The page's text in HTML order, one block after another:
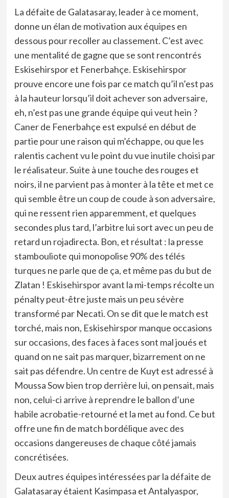
La défaite de Galatasaray, leader à ce moment,
donne un élan de motivation aux équipes en
dessous pour recoller au classement. C’est avec
une mentalité de gagne que se sont rencontrés
Eskisehirspor et Fenerbahçe. Eskisehirspor
prouve encore une fois par ce match qu’il n’est pas
à la hauteur lorsqu’il doit achever son adversaire,
eh, n’est pas une grande équipe qui veut hein ?
Caner de Fenerbahçe est expulsé en début de
partie pour une raison qui m’échappe, ou que les
ralentis cachent vu le point du vue inutile choisi par
le réalisateur. Suite à une touche des rouges et
noirs, il ne parvient pas à monter à la tête et met ce
qui semble être un coup de coude à son adversaire,
qui ne ressent rien apparemment, et quelques
secondes plus tard, l’arbitre lui sort avec un peu de
retard un rojadirecta. Bon, et résultat : la presse
stambouliote qui monopolise 90% des télés
turques ne parle que de ça, et même pas du but de
Zlatan ! Eskisehirspor avant la mi-temps récolte un
pénalty peut-être juste mais un peu sévère
transformé par Necati. On se dit que le match est
torché, mais non, Eskisehirspor manque occasions
sur occasions, des faces à faces sont mal joués et
quand on ne sait pas marquer, bizarrement on ne
sait pas défendre. Un centre de Kuyt est adressé à
Moussa Sow bien trop derrière lui, on pensait, mais
non, celui-ci arrive à reprendre le ballon d’une
habile acrobatie-retourné et la met au fond. Ce but
offre une fin de match bordélique avec des
occasions dangereuses de chaque côté jamais
concrétisées.
Deux autres équipes intéressées par la défaite de
Galatasaray étaient Kasimpasa et Antalyaspor,